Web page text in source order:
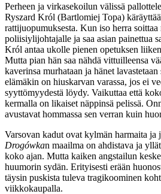
Perheen ja virkasekoilun välissä
Ryszard Król (Bartlomiej Topa)
rattijuopumuksesta. Kun iso herra
poliisiylijohtajalle ja saa asian painettua
Król antaa ukolle pienen opetuksen
Mutta pian hän saa nähdä vittuilleensa
kaverinsa murhataan ja hänet
elämäkin on hiuskarvan varassa, jos ei
syyttömyydestä löydy. Vaikuttaa että
kermalla on likaiset näppinsä pelissä.
avustavat hommassa sen verran kuin
Varsovan kadut ovat kylmän harmaita ja
Drogówkan maailma on ahdistava ja
koko ajan. Mutta kaiken angstailun
huumorin sydän. Erityisesti erään
täysin puskista tuleva tragikoominen
viikkokaupalla.